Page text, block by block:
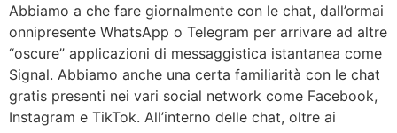
Abbiamo a che fare giornalmente con le chat, dall’ormai
onnipresente WhatsApp o Telegram per arrivare ad altre
“oscure” applicazioni di messaggistica istantanea come
Signal. Abbiamo anche una certa familiarità con le chat
gratis presenti nei vari social network come Facebook,
Instagram e TikTok. All’interno delle chat, oltre ai